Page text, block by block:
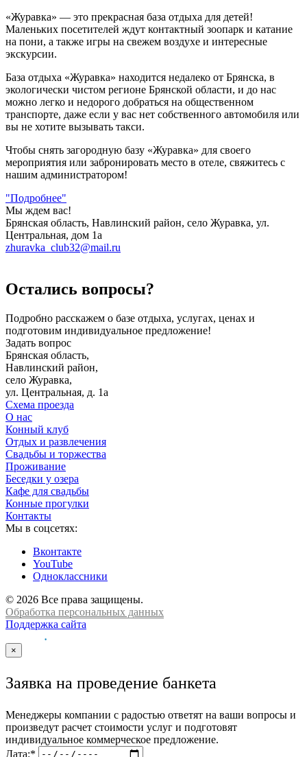
«Журавка» — это прекрасная база отдыха для детей!
Маленьких посетителей ждут контактный зоопарк и катание
на пони, а также игры на свежем воздухе и интересные
экскурсии.
База отдыха «Журавка» находится недалеко от Брянска, в
экологически чистом регионе Брянской области, и до нас
можно легко и недорого добраться на общественном
транспорте, даже если у вас нет собственного автомобиля или
вы не хотите вызывать такси.
Чтобы снять загородную базу «Журавка» для своего
мероприятия или забронировать место в отеле, свяжитесь с
нашим администратором!
"Подробнее"
Мы ждем вас!
Брянская область, Навлинский район, село Журавка, ул.
Центральная, дом 1а
zhuravka_club32@mail.ru
Остались вопросы?
Подробно расскажем о базе отдыха, услугах, ценах и
подготовим индивидуальное предложение!
Задать вопрос
Брянская область,
Навлинский район,
село Журавка,
ул. Центральная, д. 1а
Схема проезда
О нас
Конный клуб
Отдых и развлечения
Свадьбы и торжества
Проживание
Беседки у озера
Кафе для свадьбы
Конные прогулки
Контакты
Мы в соцсетях:
Вконтакте
YouTube
Одноклассники
© 2026 Все права защищены.
Обработка персональных данных
Поддержка сайта
×
Заявка на проведение банкета
Менеджеры компании с радостью ответят на ваши вопросы и
произведут расчет стоимости услуг и подготовят
индивидуальное коммерческое предложение.
Дата:*